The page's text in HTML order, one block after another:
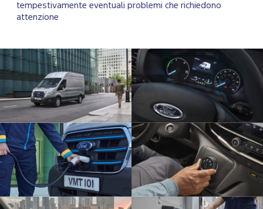
tempestivamente eventuali problemi che richiedono
attenzione